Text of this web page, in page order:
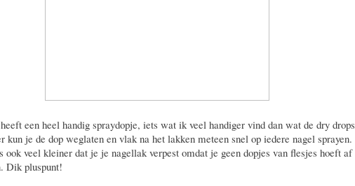
een heel handig spraydopje, iets wat ik veel handiger vind dan wat de dry drops
kun je de dop weglaten en vlak na het lakken meteen snel op iedere nagel sprayen.
ook veel kleiner dat je je nagellak verpest omdat je geen dopjes van flesjes hoeft af
Dik pluspunt!